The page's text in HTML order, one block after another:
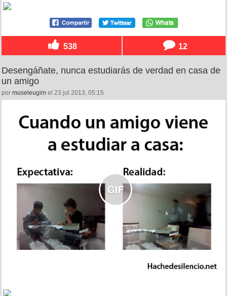
538 12
Desengáñate, nunca estudiarás de verdad en casa de
un amigo
por museleugim el 23 jul 2013, 05:15